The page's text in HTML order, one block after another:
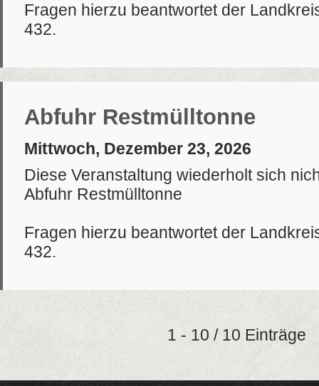
Fragen hierzu beantwortet der
432.
Abfuhr Restmülltonne
Mittwoch, Dezember 23, 2026
Diese Veranstaltung wiederholt sich
Abfuhr Restmülltonne
Fragen hierzu beantwortet der
432.
1 - 10 / 10 Einträge